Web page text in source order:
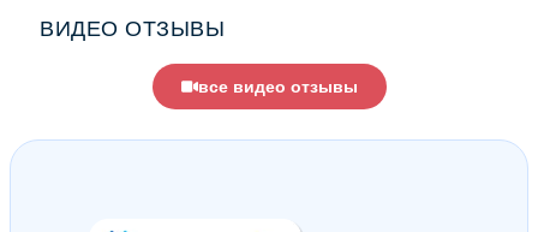
ВИДЕО ОТЗЫВЫ
все видео отзывы